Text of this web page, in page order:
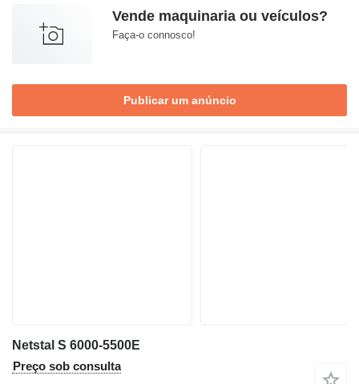
Vende maquinaria ou veículos?
Faça-o connosco!
Publicar um anúncio
Netstal S 6000-5500E
Preço sob consulta